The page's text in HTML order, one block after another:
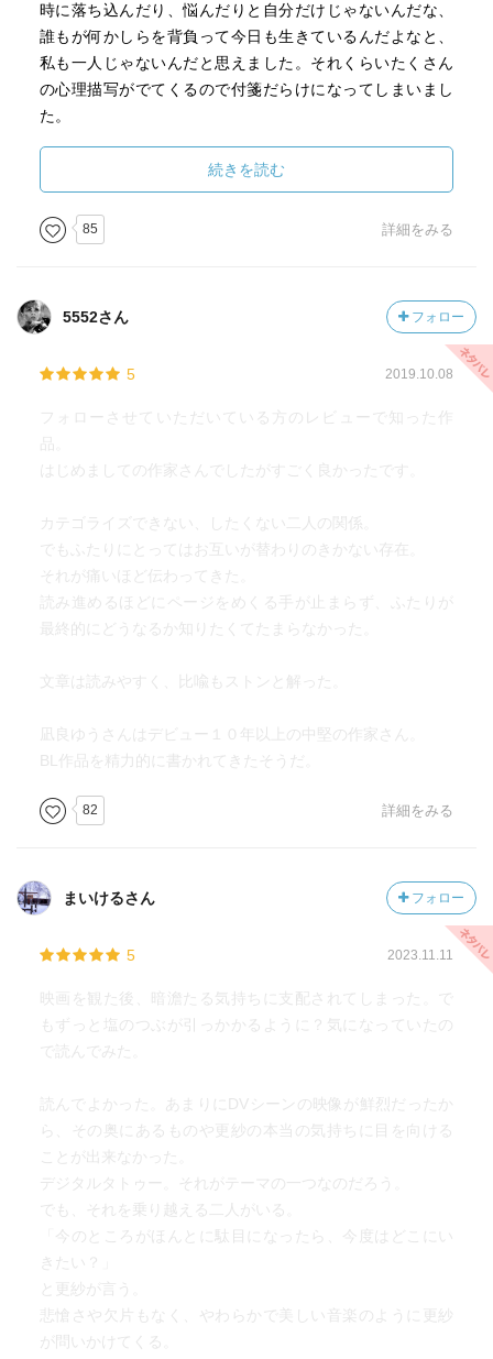
時に落ち込んだり、悩んだりと自分だけじゃないんだな、
誰もが何かしらを背負って今日も生きているんだよなと、
私も一人じゃないんだと思えました。それくらいたくさん
の心理描写がでてくるので付箋だらけになってしまいまし
た。
手にとっていないと断言できます。フォロワーの皆さんの
レビューから手にとることができました。当たり前のこと
ですが、本書にあるように人は誰かを支え支えられて生き
ているということを実感してしまうのです。
す。
続きを読む
85 詳細をみる
5552さん フォロー
5 2019.10.08
フォローさせていただいている方のレビューで知った作
品。
はじめましての作家さんでしたがすごく良かったです。
カテゴライズできない、したくない二人の関係。
でもふたりにとってはお互いが替わりのきかない存在。
それが痛いほど伝わってきた。
読み進めるほどにページをめくる手が止まらず、ふたりが
最終的にどうなるか知りたくてたまらなかった。
文章は読みやすく、比喩もストンと解った。
凪良ゆうさんはデビュー１０年以上の中堅の作家さん。
BL作品を精力的に書かれてきたそうだ。
82 詳細をみる
まいけるさん フォロー
5 2023.11.11
映画を観た後、暗澹たる気持ちに支配されてしまった。で
もずっと塩のつぶが引っかかるように？気になっていたの
で読んでみた。
読んでよかった。あまりにDVシーンの映像が鮮烈だったか
ら、その奥にあるものや更紗の本当の気持ちに目を向ける
ことが出来なかった。
デジタルタトゥー。それがテーマの一つなのだろう。
でも、それを乗り越える二人がいる。
「今のところがほんとに駄目になったら、今度はどこにい
きたい？」
と更紗が言う。
悲愴さや欠片もなく、やわらかで美しい音楽のように更紗
が問いかけてくる。